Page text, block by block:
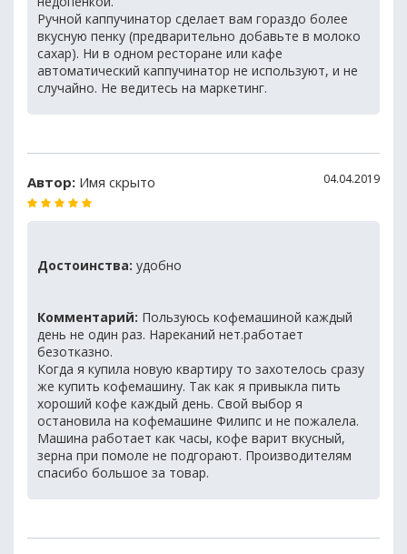
Ручной каппучинатор сделает вам гораздо более
вкусную пенку (предварительно добавьте в молоко
сахар). Ни в одном ресторане или кафе
автоматический каппучинатор не используют, и не
случайно. Не ведитесь на маркетинг.
Автор: Имя скрыто 04.04.2019
Достоинства: удобно
Комментарий: Пользуюсь кофемашиной каждый
день не один раз. Нареканий нет.работает
безотказно.
Когда я купила новую квартиру то захотелось сразу
же купить кофемашину. Так как я привыкла пить
хороший кофе каждый день. Свой выбор я
остановила на кофемашине Филипс и не пожалела.
Машина работает как часы, кофе варит вкусный,
зерна при помоле не подгорают. Производителям
спасибо большое за товар.